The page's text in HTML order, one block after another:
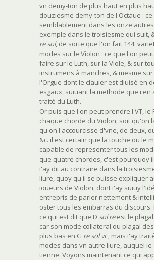
vn demy-ton de plus haut en plus
douziesme demy-ton de l'Octaue :
semblablement dans les onze
exemple dans le troisiesme qui suit,
re sol, de sorte que l'on fait 144.
modes sur le Violon : ce que l'on
faire sur le Luth, sur la Viole, & sur
instrumens à manches, & mesme
l'Orgue dont le clauier est diuisé en
esgaux, suiuant la methode que i'en
traité du Luth.
Or puis que l'on peut prendre l'VT, le
chaque chorde du Violon, soit qu'on
qu'on l'accourcisse d'vne, de deux,
&c. il est certain que la touche ou le
capable de representer tous les
que quatre chordes, c'est pourquoy
i'ay dit au contraire dans la
liure, quoy qu'il se puisse expliquer
ioüeurs de Violon, dont i'ay suiuy
entrepris de parler nettement &
oster tous les embarras du
ce qui est dit que D sol reest le
car son mode collateral ou plagal
plus bas en G re sol vt; mais i'ay
modes dans vn autre liure, auquel
tienne. Voyons maintenant ce qui